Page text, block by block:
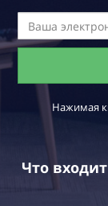
Нажимая
Что